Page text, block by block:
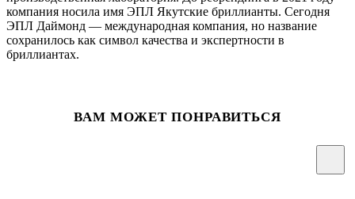
компания носила имя ЭПЛ Якутские бриллианты. Сегодня
ЭПЛ Даймонд — международная компания, но название
сохранилось как символ качества и экспертности в
бриллиантах.
ВАМ МОЖЕТ ПОНРАВИТЬСЯ